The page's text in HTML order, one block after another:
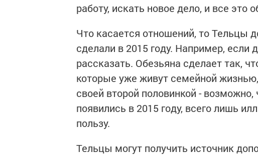
работу, искать новое дело, и все это
Что касается отношений, то Тельцы
сделали в 2015 году. Например, если
рассказать. Обезьяна сделает так,
которые уже живут семейной
своей второй половинкой -
появились в 2015 году, всего лишь
пользу.
Тельцы могут получить источник